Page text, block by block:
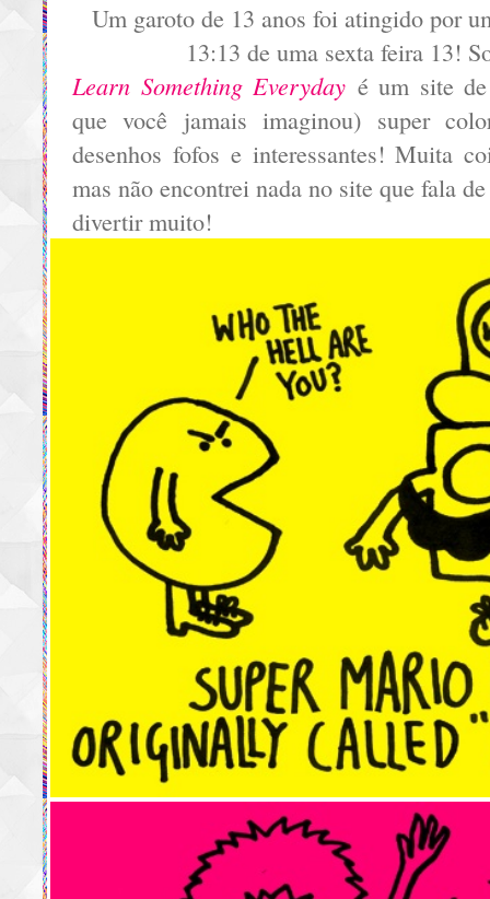
Um garoto de 13 anos foi atingido por
13:13 de uma sexta feira 13!
Learn Something Everyday é um site
que você jamais imaginou) super
desenhos fofos e interessantes! Muita
mas não encontrei nada no site que fala
divertir muito!